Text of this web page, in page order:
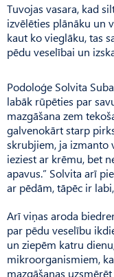
Tuvojas vasara, kad
izvēlēties plānāku un
kaut ko vieglāku, tas
pēdu veselībai un
Podoloģe Solvita
labāk rūpēties par
mazgāšana zem
galvenokārt starp
skrubjiem, ja izmanto
ieziest ar krēmu, bet
apavus.” Solvita arī
ar pēdām, tāpēc ir
Arī viņas aroda
par pēdu veselību
un ziepēm katru
mikroorganismiem,
mazgāšanas